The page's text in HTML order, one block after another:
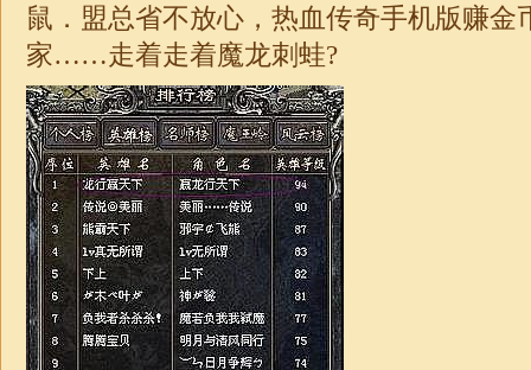
鼠．盟总省不放心，热血传奇手机版赚金
家……走着走着魔龙刺蛙?